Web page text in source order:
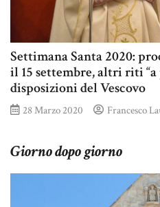
Settimana Santa 2020:
il 15 settembre, altri riti “a
disposizioni del Vescovo
28 Marzo 2020 Francesco
Giorno dopo giorno